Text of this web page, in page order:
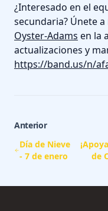
¿Interesado en el
secundaria? Únete
Oyster-Adams en la
actualizaciones y
https://band.us/n/
Anterior
Día de Nieve
- 7 de enero
de